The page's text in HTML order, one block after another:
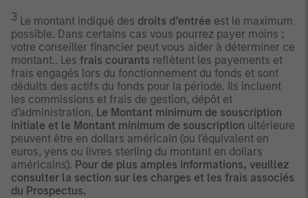
3 Le montant indiqué des droits d’entrée est le maximum
possible. Dans certains cas vous pourrez payer moins ;
votre conseiller financier peut vous aider à déterminer ce
montant.. Les frais courants reflètent les payements et
frais engagés lors du fonctionnement du fonds et sont
déduits des actifs du fonds pour la période. Ils incluent
les commissions et frais de gestion, dépôt et
d’administration. Le Montant minimum de souscription
initiale et le Montant minimum de souscription ultérieure
peuvent être en dollars américain (ou l’équivalent en
euros, yens ou livres sterling du montant en dollars
américains). Pour de plus amples informations, veuillez
consulter la section sur les charges et les frais associés
du Prospectus.